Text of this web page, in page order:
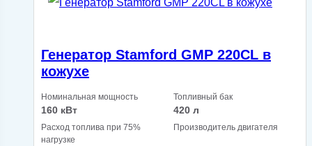
Генератор Stamford GMP 220CL в
кожухе
Номинальная мощность
160 кВт
Топливный бак
420 л
Расход топлива при 75%
нагрузке
Производитель двигателя